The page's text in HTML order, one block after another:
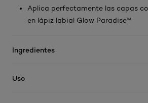
Aplica perfectamente las capas
en lápiz labial Glow Paradise™
Ingredientes
Uso